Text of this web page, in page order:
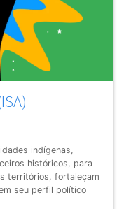
indígenas,
históricos, para
territórios, fortaleçam
seu perfil político